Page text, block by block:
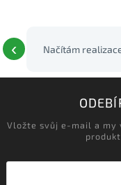
‹ Načítám
Vložte svůj e-mail a my